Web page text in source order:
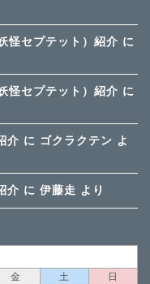
セプテット）紹介 に
セプテット）紹介 に
介 に ゴクラクテン よ
介 に 伊藤走 より
金 土
日